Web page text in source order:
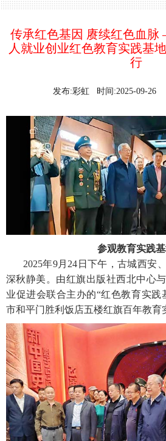
传承红色基因 赓续红色血
人就业创业红色教育实践基
行
发布:彩虹 时间:2025-09-26
参观教育实践
2025年9月24日下午，古城西安
深秋静美。由红旗出版社西北中心
业促进会联合主办的“红色教育实践
市和平门胜利饭店五楼红旗百年教育